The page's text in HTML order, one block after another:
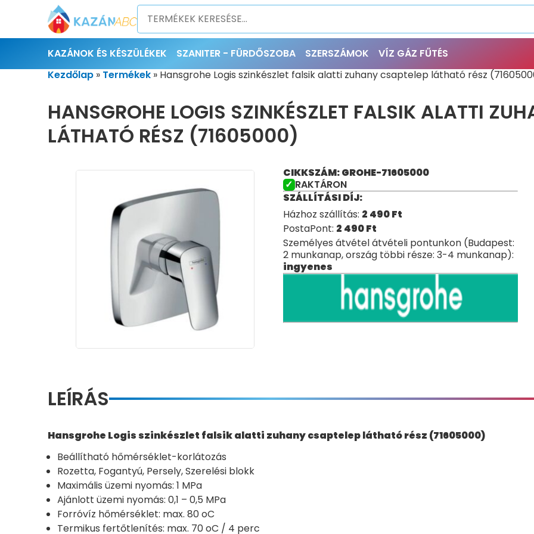
KAZÁNOK ÉS KÉSZÜLÉKEK SZANITER - FÜRDŐSZOBA SZERSZÁMOK
VÍZ GÁZ FŰTÉS
Kezdőlap » Termékek » Hansgrohe Logis szinkészlet falsik alatti zuhany csaptelep látható rész
HANSGROHE LOGIS SZINKÉSZLET FALSIK ALATTI
LÁTHATÓ RÉSZ (71605000)
CIKKSZÁM: GROHE-71605000
RAKTÁRON
SZÁLLÍTÁSI DÍJ:
Házhoz szállítás: 2 490Ft
PostaPont: 2 490Ft
Személyes átvétel átvételi pontunkon (Budapest:
2 munkanap, ország többi része: 3-4 munkanap):
ingyenes
LEÍRÁS
Hansgrohe Logis szinkészlet falsik alatti zuhany csaptelep látható rész (71605000)
Beállítható hőmérséklet-korlátozás
Rozetta, Fogantyú, Persely, Szerelési blokk
Maximális üzemi nyomás: 1 MPa
Ajánlott üzemi nyomás: 0,1 – 0,5 MPa
Forróvíz hőmérséklet: max. 80 oC
Termikus fertőtlenítés: max. 70 oC / 4 perc